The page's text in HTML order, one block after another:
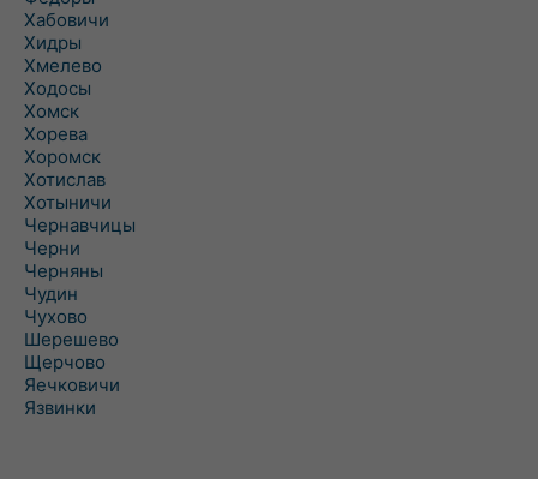
Хабовичи
Хидры
Хмелево
Ходосы
Хомск
Хорева
Хоромск
Хотислав
Хотыничи
Чернавчицы
Черни
Черняны
Чудин
Чухово
Шерешево
Щерчово
Яечковичи
Язвинки